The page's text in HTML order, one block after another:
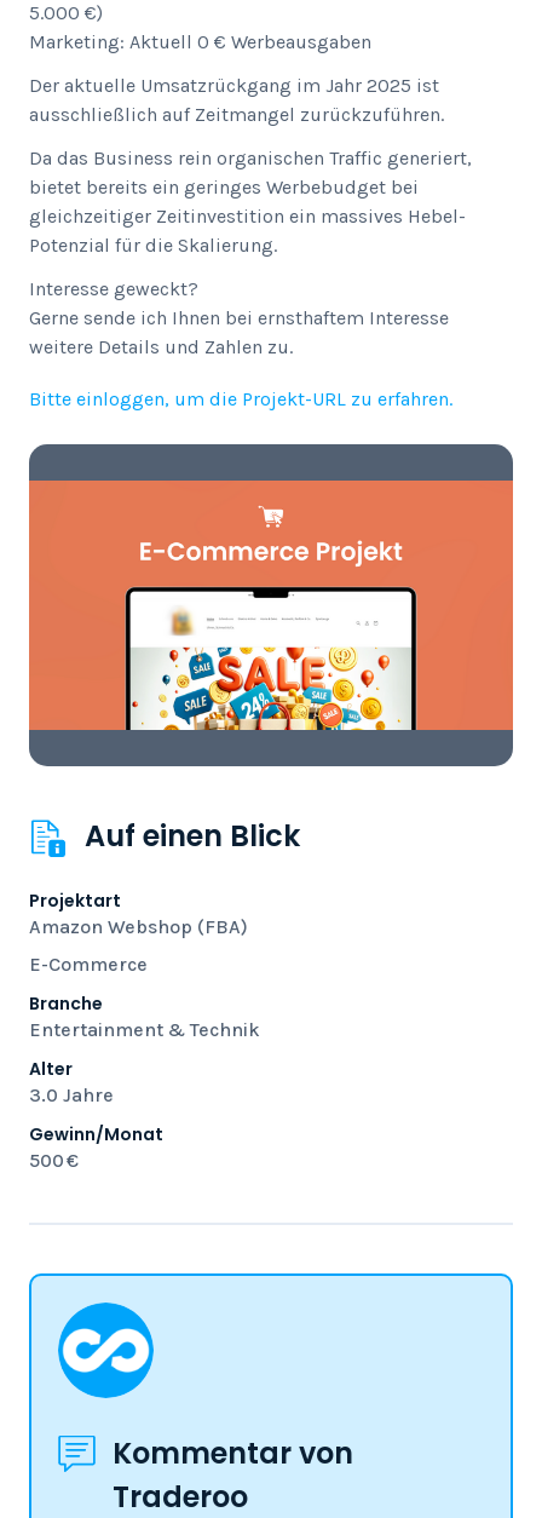
5.000 €)
Marketing: Aktuell 0 € Werbeausgaben
Der aktuelle Umsatzrückgang im Jahr 2025 ist
ausschließlich auf Zeitmangel zurückzuführen.
Da das Business rein organischen Traffic generiert,
bietet bereits ein geringes Werbebudget bei
gleichzeitiger Zeitinvestition ein massives Hebel-
Potenzial für die Skalierung.
Interesse geweckt?
Gerne sende ich Ihnen bei ernsthaftem Interesse
weitere Details und Zahlen zu.
Bitte einloggen, um die Projekt-URL zu erfahren.
Auf einen Blick
Projektart
Amazon Webshop (FBA)
E-Commerce
Branche
Entertainment & Technik
Alter
3.0 Jahre
Gewinn/Monat
500 €
Kommentar von
Traderoo